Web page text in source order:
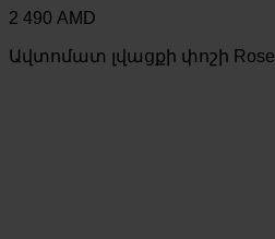
2 490 AMD
Ավտոմատ լվացքի փոշի Rose